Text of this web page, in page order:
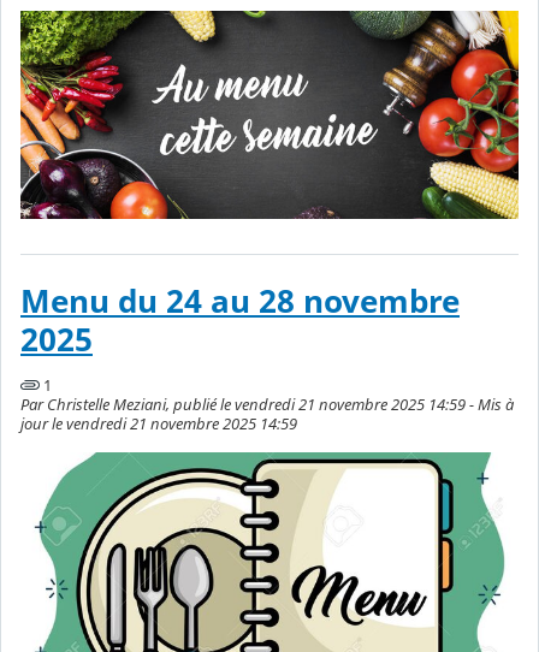
Menu du 24 au 28 novembre
2025
1
Par Christelle Meziani, publié le vendredi 21 novembre 2025 14:59 - Mis à
jour le vendredi 21 novembre 2025 14:59